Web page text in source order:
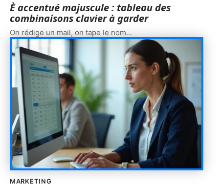
È accentué majuscule : tableau des
combinaisons clavier à garder
On rédige un mail, on tape le nom…
MARKETING